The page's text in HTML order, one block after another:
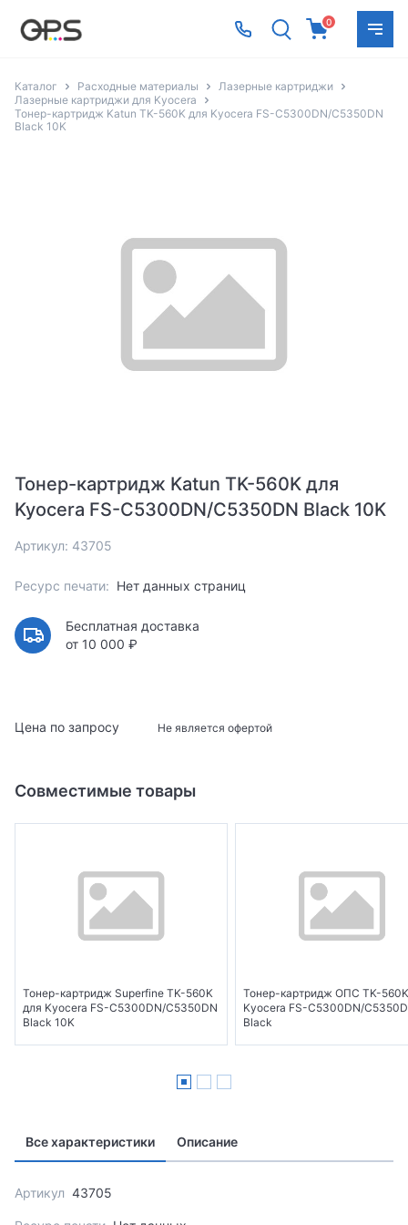
0
Каталог Расходные материалы
Лазерные картриджи
Лазерные картриджи для Kyocera
Тонер-картридж Katun TK-560K для Kyocera FS-C5300DN/C5350DN
Black 10K
Тонер-картридж Katun TK-560K для
Kyocera FS-C5300DN/C5350DN Black 10K
Артикул: 43705
Ресурс печати: Нет данных страниц
Бесплатная доставка
от 10 000 ₽
Цена по запросу Не является офертой
Совместимые товары
Тонер-картридж Superfine TK-560K
для Kyocera FS-C5300DN/C5350DN
Black 10K
Тонер-картридж ОПС TK-
Kyocera FS-C5300DN/
Black
Все характеристики Описание
Артикул 43705